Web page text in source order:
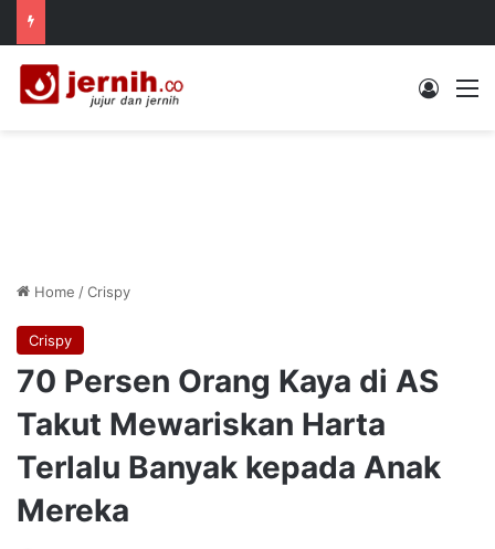
Log In
Home /Crispy
Crispy
70 Persen Orang Kaya di AS
Takut Mewariskan Harta
Terlalu Banyak kepada Anak
Mereka